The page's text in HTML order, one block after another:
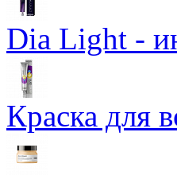
Dia Light -
Краска для